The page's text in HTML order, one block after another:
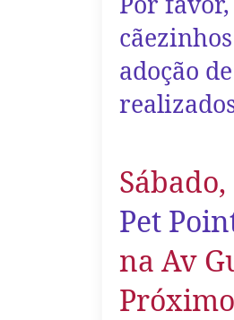
adoção
Pet
na Av